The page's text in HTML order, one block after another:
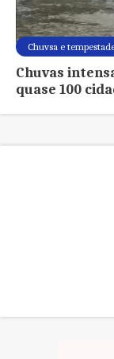
Chuvsa e
Chuvas
quase 100